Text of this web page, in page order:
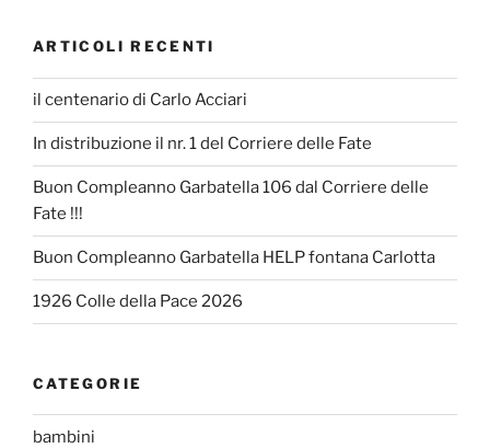
ARTICOLI RECENTI
il centenario di Carlo Acciari
In distribuzione il nr. 1 del Corriere delle Fate
Buon Compleanno Garbatella 106 dal Corriere delle
Fate !!!
Buon Compleanno Garbatella HELP fontana Carlotta
1926 Colle della Pace 2026
CATEGORIE
bambini